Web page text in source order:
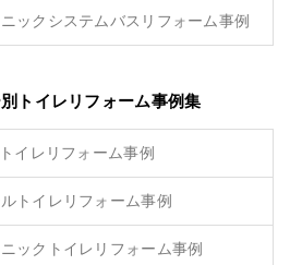
ックシステムバスリフォーム事例
トイレリフォーム事例集
イレリフォーム事例
トイレリフォーム事例
ックトイレリフォーム事例